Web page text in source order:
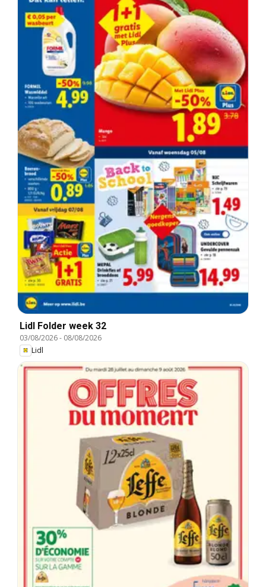
Lidl Folder week 32
03/08/2026- 08/08/2026
Lidl